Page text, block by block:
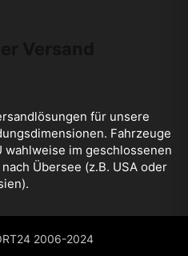
für unsere
Fahrzeuge
im geschlossenen
Übersee (z.B. USA oder
2006-2024